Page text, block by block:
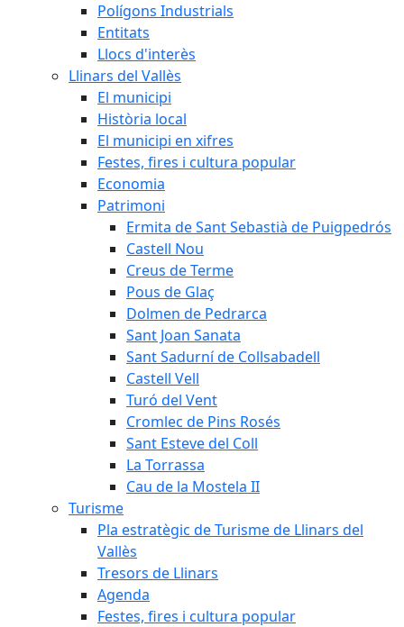
Polígons Industrials
Entitats
Llocs d'interès
Llinars del Vallès
El municipi
Història local
El municipi en xifres
Festes, fires i cultura popular
Economia
Patrimoni
Ermita de Sant Sebastià de Puigpedrós
Castell Nou
Creus de Terme
Pous de Glaç
Dolmen de Pedrarca
Sant Joan Sanata
Sant Sadurní de Collsabadell
Castell Vell
Turó del Vent
Cromlec de Pins Rosés
Sant Esteve del Coll
La Torrassa
Cau de la Mostela II
Turisme
Pla estratègic de Turisme de Llinars del
Vallès
Tresors de Llinars
Agenda
Festes, fires i cultura popular